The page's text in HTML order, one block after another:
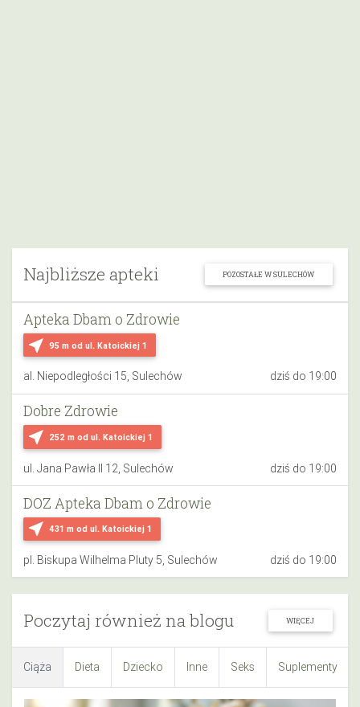
Najbliższe apteki POZOSTAŁE W SULECHÓW
near_me 95 m od ul. Katoickiej 1
Apteka Dbam o Zdrowie
al. Niepodległości 15, Sulechów dziś do 19:00
near_me 252 m od ul. Katoickiej 1
Dobre Zdrowie
ul. Jana Pawła II 12, Sulechów dziś do 19:00
near_me 431 m od ul. Katoickiej 1
DOZ Apteka Dbam o Zdrowie
pl. Biskupa Wilhelma Pluty 5, Sulechów dziś do 19:00
Poczytaj również na blogu WIĘCEJ
Ciąża Dieta Dziecko Inne Seks Suplementy